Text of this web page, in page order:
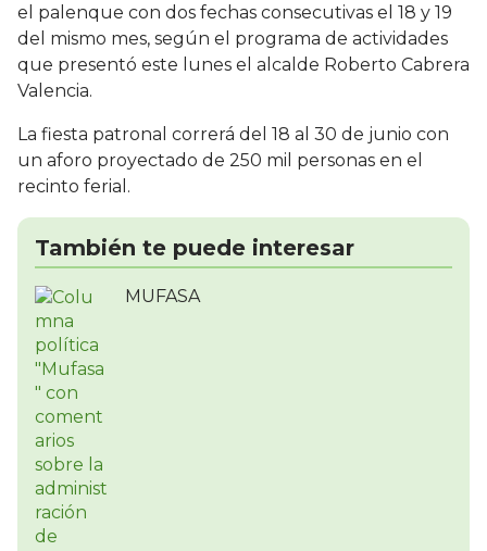
el palenque con dos fechas consecutivas el 18 y 19
del mismo mes, según el programa de actividades
que presentó este lunes el alcalde Roberto Cabrera
Valencia.
La fiesta patronal correrá del 18 al 30 de junio con
un aforo proyectado de 250 mil personas en el
recinto ferial.
También te puede interesar
MUFASA